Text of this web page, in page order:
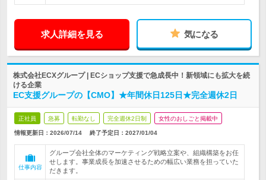
求人詳細を見る 気になる
株式会社ECXグループ | ECショップ支援で急成長中！新領域にも拡大を続
ける企業
EC支援グループの【CMO】★年間休日125日★完全週休2日
正社員 急募 転勤なし 完全週休2日制 女性のおしごと掲載中
情報更新日：2026/07/14 終了予定日： 2027/01/04
仕事内容
グループ会社全体のマーケティング戦略立案や、組織構築をお任
せします。事業成長を加速させるための幅広い業務を担っていた
だきます。